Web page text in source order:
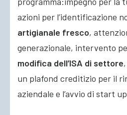
azioni per l’identificazione
artigianale fresco,
generazionale, intervento
modifica dell’ISA di settore
un plafond creditizio per il
aziendale e l’avvio di start